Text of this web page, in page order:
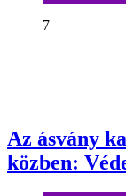
7
Az ásvány
közben: